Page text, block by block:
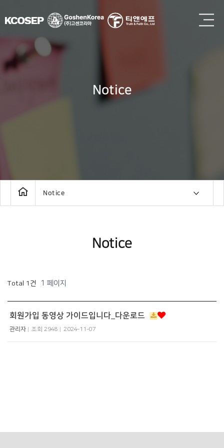
Notice
Notice
Notice
Total 1건 1 페이지
회원가입 동영상 가이드입니다_다운로드
관리자 조회 2948 2024-11-07